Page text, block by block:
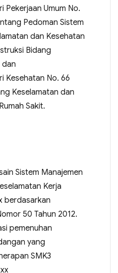
Pekerjaan Umum No.
Pedoman Sistem
dan Kesehatan
Bidang
dan
Kesehatan No. 66
Keselamatan dan
Sakit.
Sistem Manajemen
Kerja
berdasarkan
50 Tahun 2012.
pemenuhan
yang
SMK3